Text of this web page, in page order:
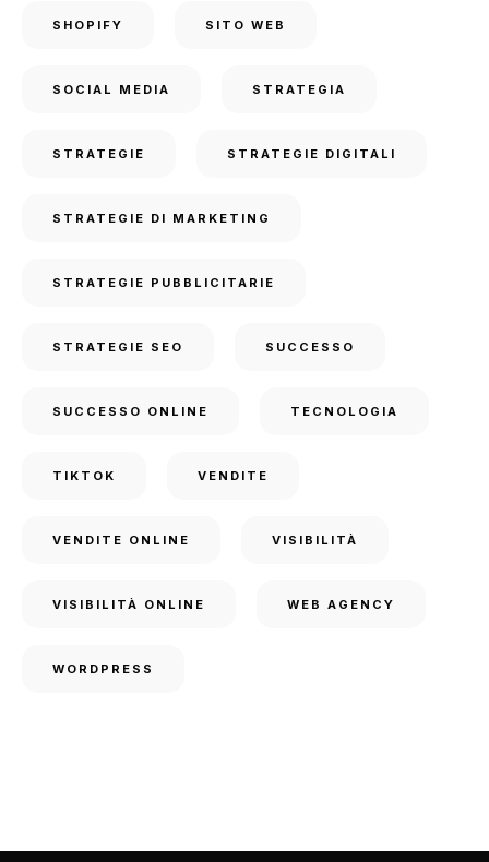
SHOPIFY SITO WEB
SOCIAL MEDIA STRATEGIA
STRATEGIE STRATEGIE DIGITALI
STRATEGIE DI MARKETING
STRATEGIE PUBBLICITARIE
STRATEGIE SEO SUCCESSO
SUCCESSO ONLINE TECNOLOGIA
TIKTOK VENDITE
VENDITE ONLINE VISIBILITÀ
VISIBILITÀ ONLINE WEB AGENCY
WORDPRESS